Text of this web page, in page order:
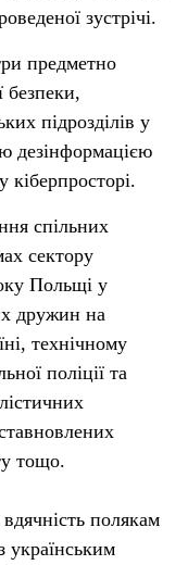
зустрічі.
предметно
безпеки,
підрозділів у
дезінформацією
спільних
сектору
Польщі у
дружин на
технічному
поліції та
тощо.
полякам
українським